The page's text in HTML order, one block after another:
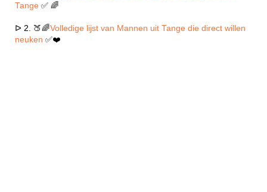
Tange ✅ 🌈
ᐅ 2. 🍑🌈Volledige lijst van Mannen uit Tange die direct willen
neuken ✅❤️